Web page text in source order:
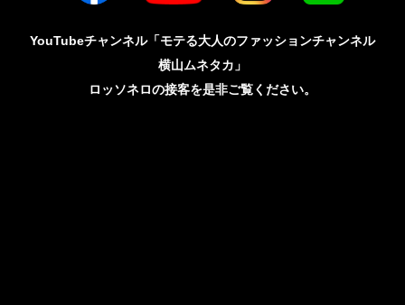
YouTubeチャンネル「モテる大人のファッションチャンネル
横山ムネタカ」
ロッソネロの接客を是非ご覧ください。